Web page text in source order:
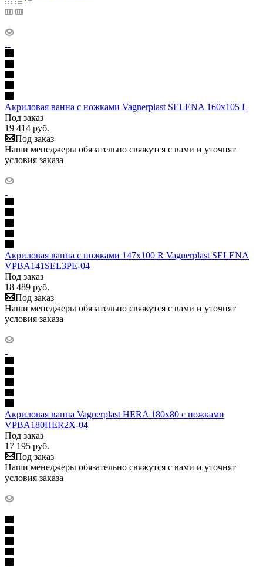
Акриловая ванна с ножками Vagnerplast SELENA 160x105 L
Под заказ
19 414 руб.
Под заказ
Наши менеджеры обязательно свяжутся с вами и уточнят
условия заказа
Акриловая ванна с ножками 147x100 R Vagnerplast SELENA
VPBA141SEL3PE-04
Под заказ
18 489 руб.
Под заказ
Наши менеджеры обязательно свяжутся с вами и уточнят
условия заказа
Акриловая ванна Vagnerplast HERA 180x80 с ножками
VPBA180HER2X-04
Под заказ
17 195 руб.
Под заказ
Наши менеджеры обязательно свяжутся с вами и уточнят
условия заказа